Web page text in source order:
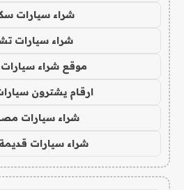
شراء سيارات
شراء سيارات
موقع شراء
ارقام يشترون
شراء سيارات
شراء سيارات